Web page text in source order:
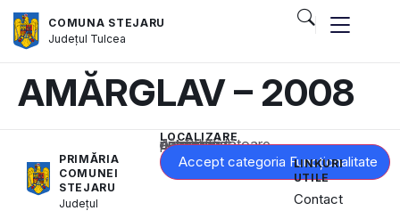
COMUNA STEJARU
Județul Tulcea
AMĂRGLAV – 2008
PRIMĂRIA
COMUNEI
STEJARU
Județul
LOCALIZARE
Acest conținut este blocat până când acceptați categoria corespunzătoare de cookie-uri.
Accept categoria Funcționalitate
LINKURI
UTILE
Contact